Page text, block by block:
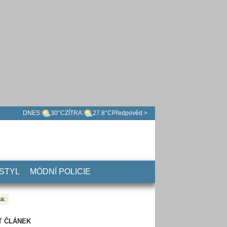
DNES: 30°CZÍTRA: 27.8°C Předpověd >
MÓDNÍ POLICIE
ČLÁNEK